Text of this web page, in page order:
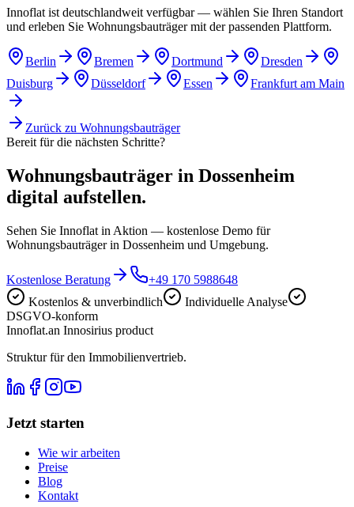
Innoflat ist deutschlandweit verfügbar — wählen Sie Ihren Standort
und erleben Sie Wohnungsbauträger mit der passenden Plattform.
Berlin Bremen Dortmund
Dresden
Duisburg
Düsseldorf Essen Frankfurt am Main
Zurück zu Wohnungsbauträger
Bereit für die nächsten Schritte?
Wohnungsbauträger in Dossenheim
digital aufstellen.
Sehen Sie Innoflat in Aktion — kostenlose Demo für
Wohnungsbauträger in Dossenheim und Umgebung.
Kostenlose Beratung
+49 170 5988648
Kostenlos & unverbindlich
Individuelle Analyse
DSGVO-konform
Innoflat.an Innosirius product
Struktur für den Immobilienvertrieb.
Jetzt starten
Wie wir arbeiten
Preise
Blog
Kontakt